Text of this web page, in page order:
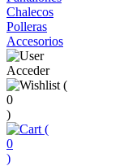
Chalecos
Polleras
Accesorios
Acceder
(
0
)
(
0
)